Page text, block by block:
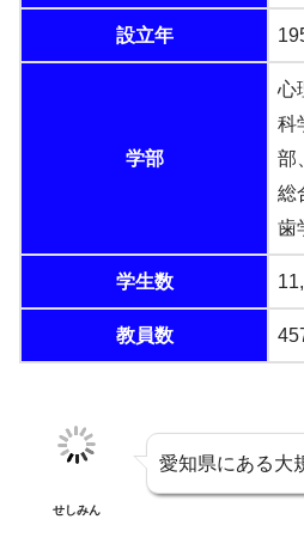
設立年
学部
心
科
部
総
歯
学生数
教員数
せしみん
愛知県にある大